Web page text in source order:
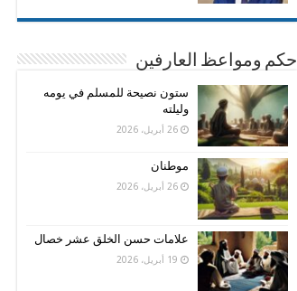
حكم ومواعظ العارفين
ستون نصيحة للمسلم في يومه
وليلته
26 أبريل، 2026
موطنان
26 أبريل، 2026
علامات حسن الخلق عشر خصال
19 أبريل، 2026